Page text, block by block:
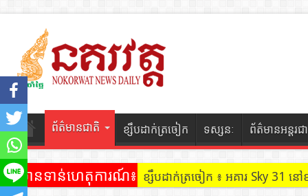
ព័ត៌មានជាតិ ខ្សឹបដាក់ត្រចៀក ទស្សនៈ ព័ត៌មានអន្តរជ
ព័ត៌មានទាន់ហេតុការណ៍៖ ខ្សឹបដាក់ត្រចៀក ៖ អគារ Sky 31